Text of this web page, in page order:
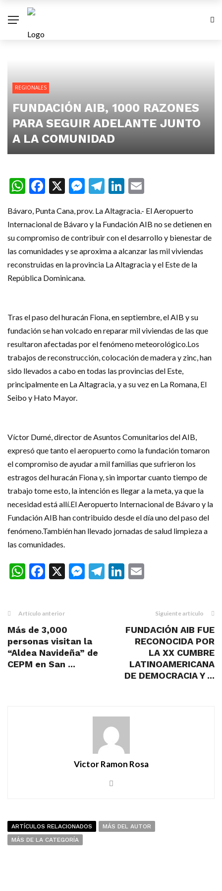
REGIONALES
FUNDACIÓN AIB, 1000 RAZONES
PARA SEGUIR ADELANTE JUNTO
A LA COMUNIDAD
WhatsApp
Facebook
X Messenger
Telegram
LinkedIn
Bávaro, Punta Cana, prov. La Altagracia.- El Aeropuerto
Internacional de Bávaro y la Fundación AIB no se detienen en
su compromiso de contribuir con el desarrollo y bienestar de
las comunidades y se aproxima a alcanzar las mil viviendas
reconstruidas en la provincia La Altagracia y el Este de la
República Dominicana.
Tras el paso del huracán Fiona, en septiembre, el AIB y su
fundación se han volcado en reparar mil viviendas de las que
resultaron afectadas por el fenómeno meteorológico.Los
trabajos de reconstrucción, colocación de madera y zinc, han
sido llevados a cabo en todas las provincias del Este,
principalmente en La Altagracia, y a su vez en La Romana, El
Seibo y Hato Mayor.
Víctor Dumé, director de Asuntos Comunitarios del AIB,
expresó que tanto el aeropuerto como la fundación tomaron
el compromiso de ayudar a mil familias que sufrieron los
estragos del huracán Fiona y, sin importar cuanto tiempo de
trabajo tome esto, la intención es llegar a la meta, ya que la
necesidad está allí.El Aeropuerto Internacional de Bávaro y la
Fundación AIB han contribuido desde el día uno del paso del
fenómeno.También han llevado jornadas de salud limpieza a
las comunidades.
WhatsApp
Facebook
X Messenger
Telegram
LinkedIn
Artículo anterior
Más de 3,000
personas visitan la
“Aldea Navideña” de
CEPM en San ...
Siguiente artículo
FUNDACIÓN AIB FUE
RECONOCIDA POR
LA XX CUMBRE
LATINOAMERICANA
DE DEMOCRACIA Y ...
Victor Ramon Rosa
ARTÍCULOS RELACIONADOS
MÁS DEL AUTOR
MÁS DE LA CATEGORÍA